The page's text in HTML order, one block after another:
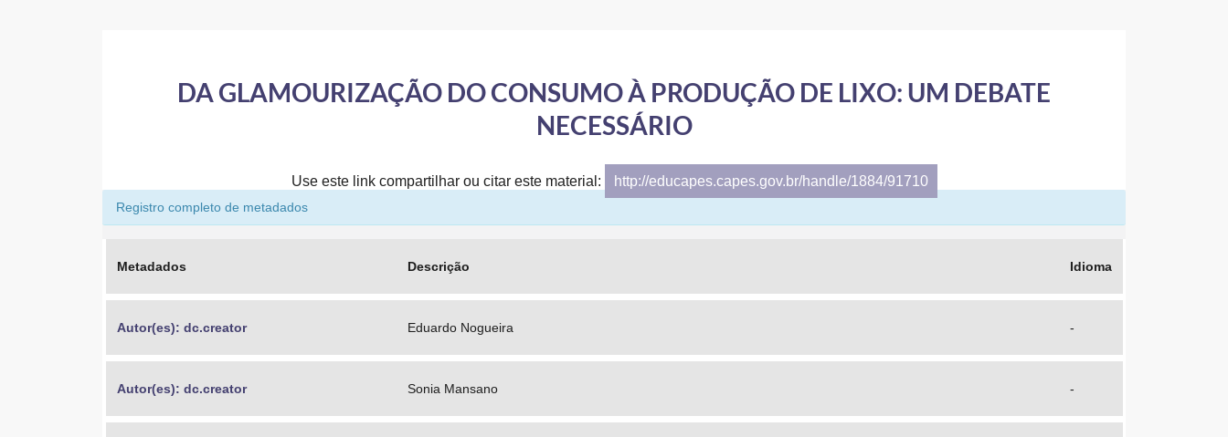
DA GLAMOURIZAÇÃO DO CONSUMO À PRODUÇÃO DE LIXO: UM DEBATE
NECESSÁRIO
Use este link compartilhar ou citar este material: http://educapes.capes.gov.br/handle/1884/91710
Registro completo de metadados
Metadados Descrição Idioma
Autor(es): dc.creator Eduardo Nogueira -
Autor(es): dc.creator Sonia Mansano -